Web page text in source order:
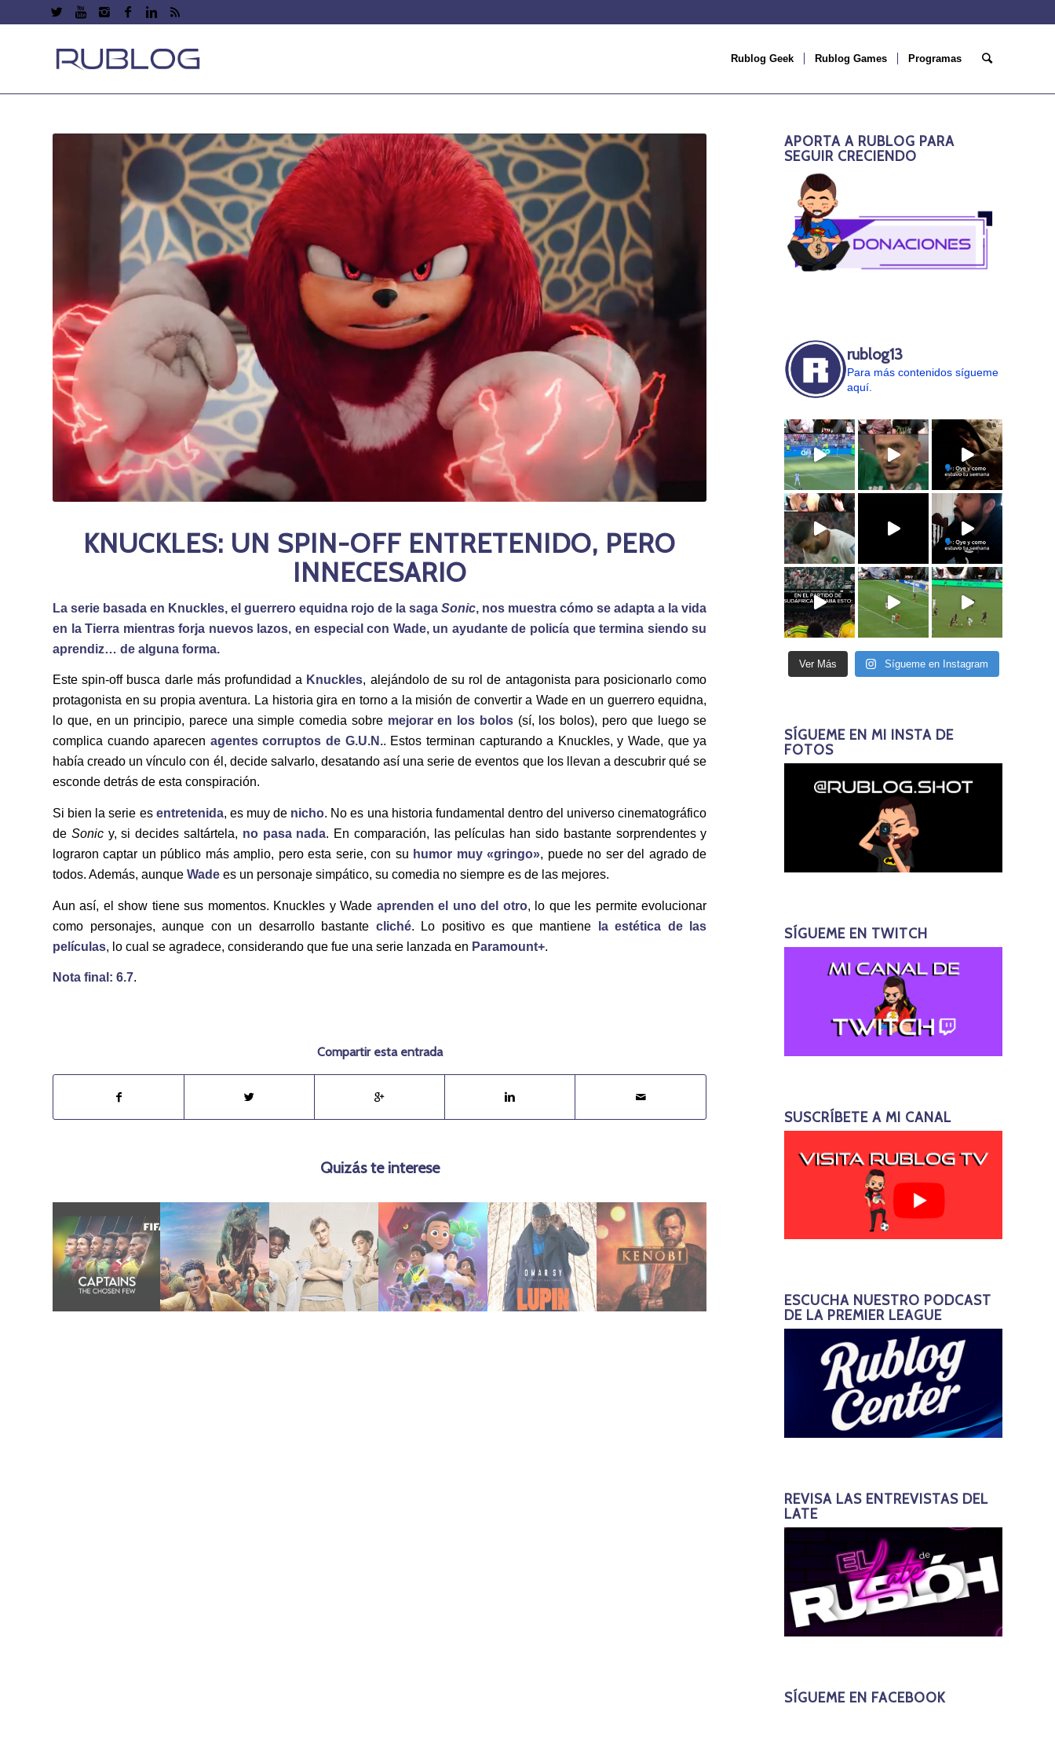
Rublog Geek Rublog Games Programas
KNUCKLES: UN SPIN-OFF ENTRETENIDO, PERO
INNECESARIO
La serie basada en Knuckles, el guerrero equidna rojo de la sagaSonic, nos muestra cómo se adapta a la vida
en la Tierra mientras forja nuevos lazos, en especial con Wade, un ayudante de policía que termina siendo su
aprendiz… de alguna forma.
Este spin-off busca darle más profundidad a Knuckles, alejándolo de su rol de antagonista para posicionarlo como
protagonista en su propia aventura. La historia gira en torno a la misión de convertir a Wade en un guerrero equidna,
lo que, en un principio, parece una simple comedia sobre mejorar en los bolos(sí, los bolos), pero que luego se
complica cuando aparecen agentes corruptos de G.U.N.. Estos terminan capturando a Knuckles, y Wade, que ya
había creado un vínculo con él, decide salvarlo, desatando así una serie de eventos que los llevan a descubrir qué se
esconde detrás de esta conspiración.
Si bien la serie es entretenida, es muy de nicho. No es una historia fundamental dentro del universo cinematográfico
de Sonicy, si decides saltártela, no pasa nada. En comparación, las películas han sido bastante sorprendentes y
lograron captar un público más amplio, pero esta serie, con su humor muy «gringo», puede no ser del agrado de
todos. Además, aunque Wade es un personaje simpático, su comedia no siempre es de las mejores.
Aun así, el show tiene sus momentos. Knuckles y Wade aprenden el uno del otro, lo que les permite evolucionar
como personajes, aunque con un desarrollo bastante cliché. Lo positivo es que mantiene
la estética de las
películas, lo cual se agradece, considerando que fue una serie lanzada en Paramount+.
Nota final: 6.7.
Compartir esta entrada
Quizás te interese
APORTA A RUBLOG PARA
SEGUIR CRECIENDO
rublog13
Para más contenidos sígueme
aquí.
Ver Más Sígueme en Instagram
SÍGUEME EN MI INSTA DE
FOTOS
SÍGUEME EN TWITCH
SUSCRÍBETE A MI CANAL
ESCUCHA NUESTRO PODCAST
DE LA PREMIER LEAGUE
REVISA LAS ENTREVISTAS DEL
LATE
SÍGUEME EN FACEBOOK